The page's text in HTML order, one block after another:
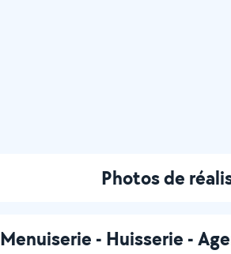
Photos de
Menuiserie - Huisserie -